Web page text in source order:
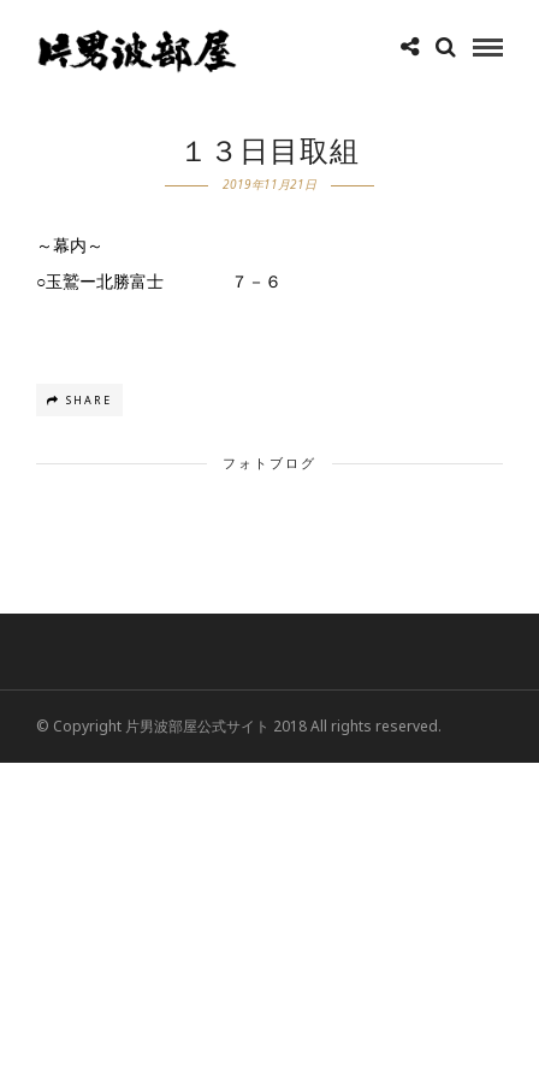
１３日目取組
2019年11月21日
～幕内～
○玉鷲ー北勝富士 ７－６
SHARE
フォトブログ
© Copyright 片男波部屋公式サイト 2018 All rights reserved.